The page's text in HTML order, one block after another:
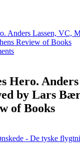
Hero.
by Lars
of Books